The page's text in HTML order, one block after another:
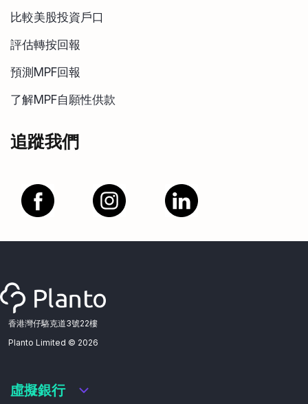
比較美股投資戶口
評估轉按回報
預測MPF回報
了解MPF自願性供款
追蹤我們
香港灣仔駱克道3號22樓
Planto Limited © 2026
虛擬銀行